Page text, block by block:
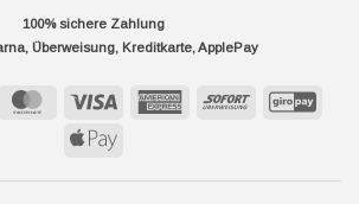
100% sichere Zahlung
Überweisung, Kreditkarte, ApplePay
MasterCard Visa
AmericanSofort
Apple